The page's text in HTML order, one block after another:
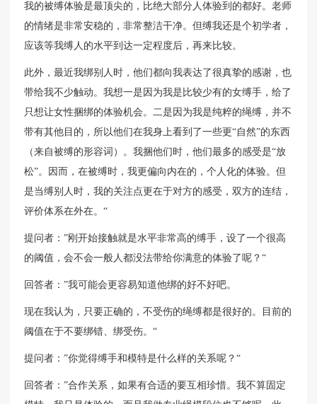
我的被缚体验是最顶尖的，比绝大部分人体验到的都好。老师
的情绪是非常安稳的，非常整洁干净。但缚我还是个初学者，
应该等我缚人的水平到达一定程度后，再来比较。
此外，最近我绑别人时，他们都向我表达了很真挚的感谢，也
带给我不少触动。我想一是因为我是比较少有的女缚手，给了
只想让女性捆绑的体验机会。二是因为我是纯粹的绳缚，并不
带有其他目的，所以他们在我身上看到了一些更“自然”的东西
（来自被缚的形容词）。我捆他们时，他们最多的感受是“放
松”。因而，在被缚时，我更偏向内在的，个人化的体验。但
是当缚别人时，我的关注点更在于对方的感受，双方的连结，
评价体系在外在。“
提问者：”刚开始接触就是水平非常高的缚手，设了一个很高
的阈值，会不会一般人都没法带给你满意的体验了呢？“
回答者：”我可能会更容易知道他绑的好不好吧。
现在我认为，只要正确的，不受伤的绳缚都是很好的。目前的
阈值在于不要绑错、绑受伤。“
提问者：”你觉得缚手和模特是什么样的关系呢？“
回答者：”合作关系，如果有合适的要互相珍惜。我不算固定